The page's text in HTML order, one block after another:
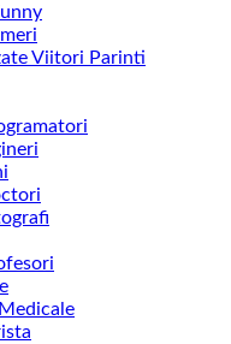
Viitori Parinti